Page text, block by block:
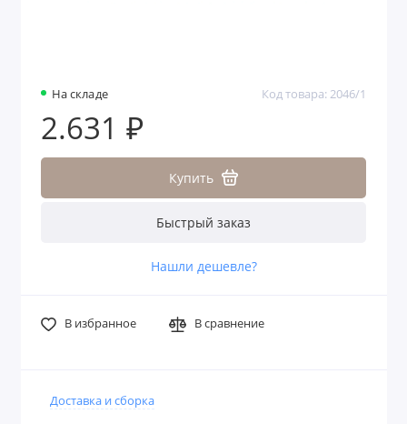
На складе Код товара: 2046/1
2.631 ₽
Купить
Быстрый заказ
Нашли дешевле?
В избранное В сравнение
Доставка и сборка